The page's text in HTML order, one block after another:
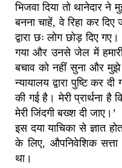
भिजवा दिया तो थानेदार ने
बनना चाहें, वे रिहा कर
द्वारा छः लोग छोड़ दिए
गया और उनसे जेल में
बचाव को नहीं सुना और
न्यायालय द्वारा पुष्टि कर
की गई है। मेरी प्रार्थना
मेरी जिंदगी बख्श दी जाए।’
इस दया याचिका से ज्ञात
के लिए, औपनिवेशिक सत्ता
था।